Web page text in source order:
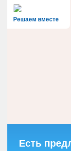
Решаем вместе
Есть